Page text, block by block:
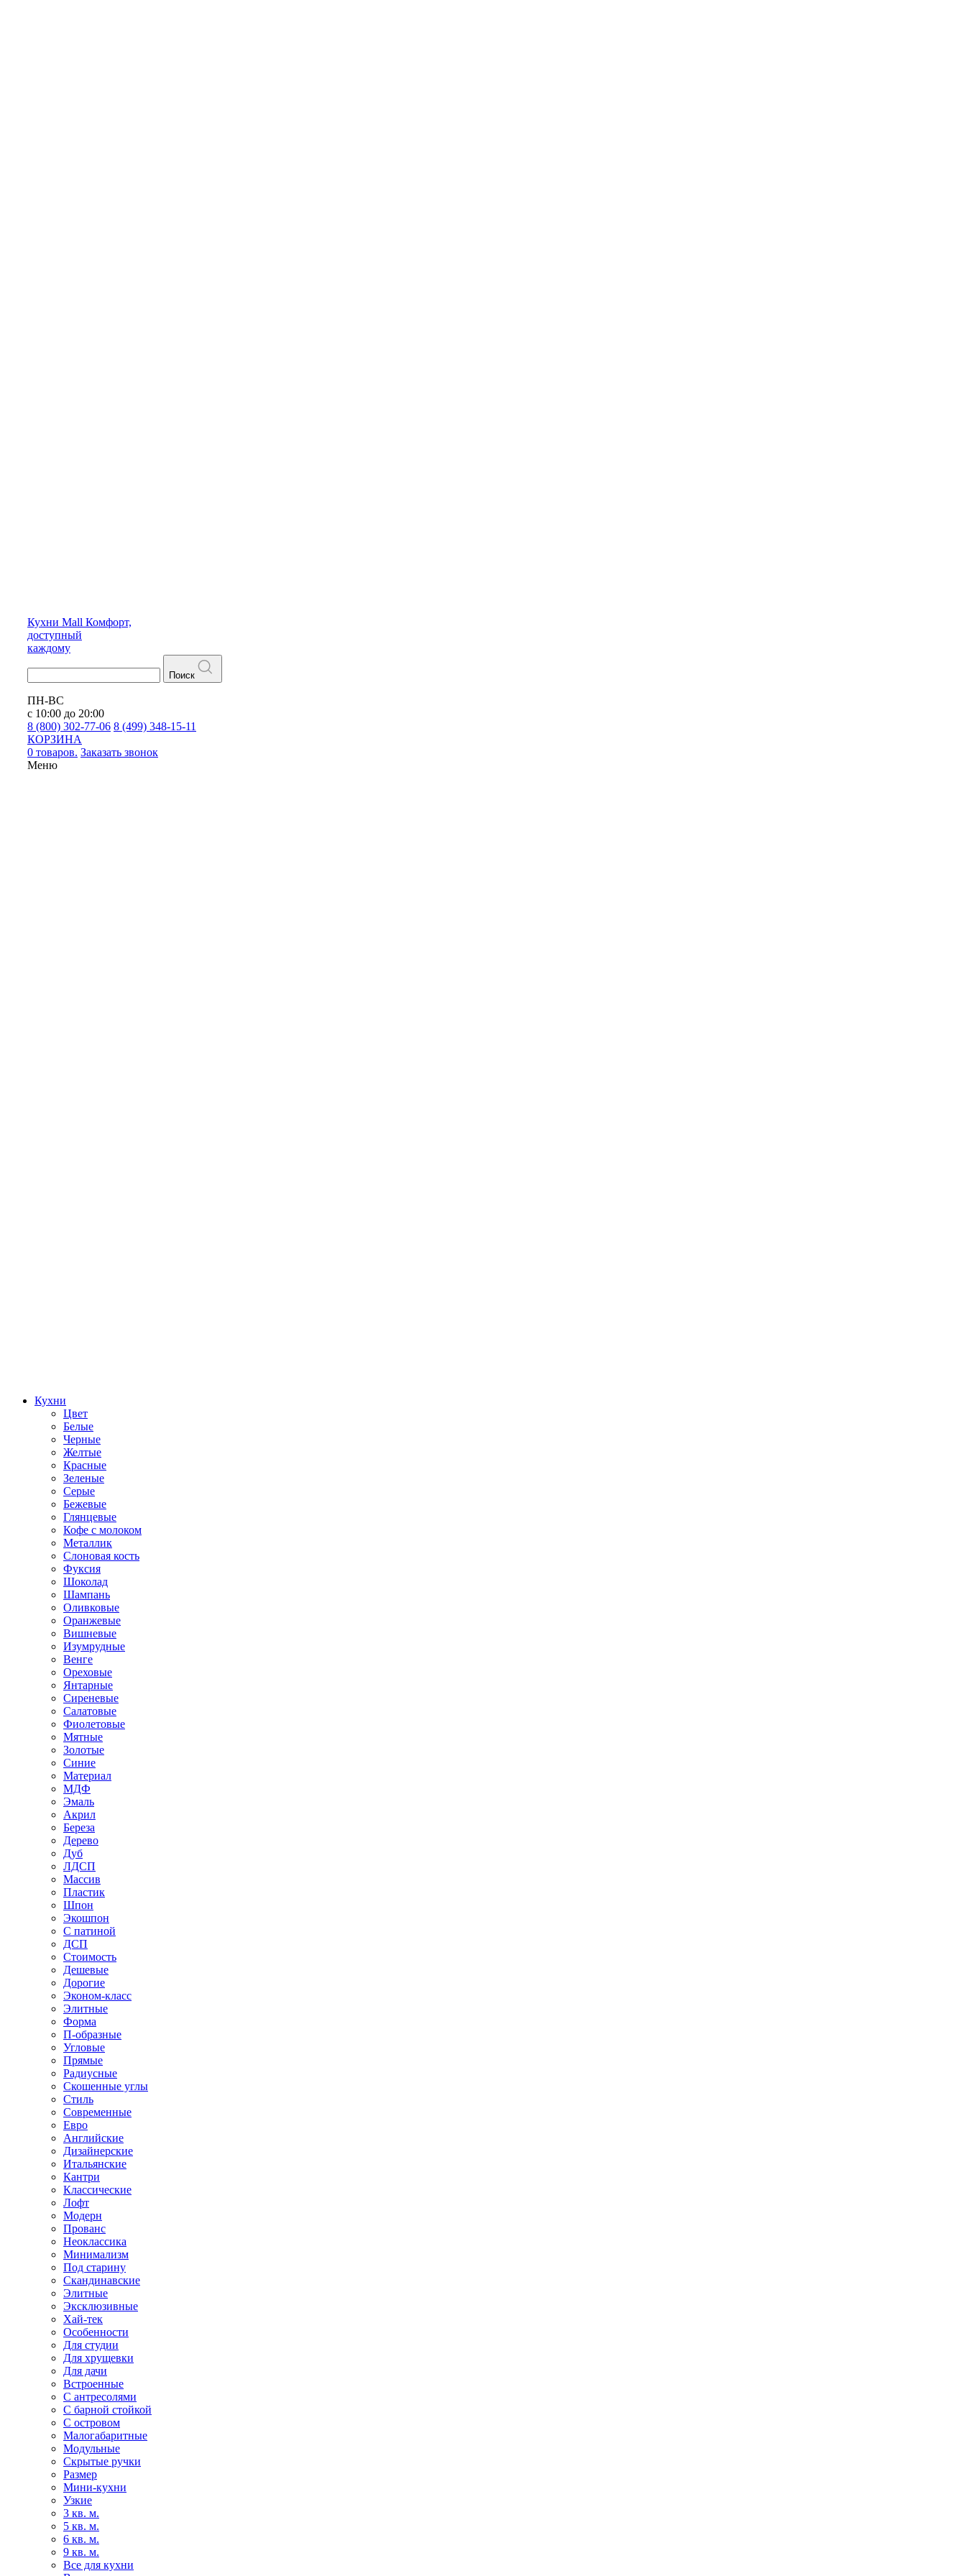
Кухни Mall Комфорт,
доступный
каждому
Поиск
ПН-ВС
с 10:00 до 20:00
8 (800) 302-77-06 8 (499) 348-15-11
КОРЗИНА
0 товаров. Заказать звонок
Меню
Кухни
Цвет
Белые
Черные
Желтые
Красные
Зеленые
Серые
Бежевые
Глянцевые
Кофе с молоком
Металлик
Слоновая кость
Фуксия
Шоколад
Шампань
Оливковые
Оранжевые
Вишневые
Изумрудные
Венге
Ореховые
Янтарные
Сиреневые
Салатовые
Фиолетовые
Мятные
Золотые
Синие
Материал
МДФ
Эмаль
Акрил
Береза
Дерево
Дуб
ЛДСП
Массив
Пластик
Шпон
Экошпон
С патиной
ДСП
Стоимость
Дешевые
Дорогие
Эконом-класс
Элитные
Форма
П-образные
Угловые
Прямые
Радиусные
Скошенные углы
Стиль
Современные
Евро
Английские
Дизайнерские
Итальянские
Кантри
Классические
Лофт
Модерн
Прованс
Неоклассика
Минимализм
Под старину
Скандинавские
Элитные
Эксклюзивные
Хай-тек
Особенности
Для студии
Для хрущевки
Для дачи
Встроенные
С антресолями
С барной стойкой
С островом
Малогабаритные
Модульные
Скрытые ручки
Размер
Мини-кухни
Узкие
3 кв. м.
5 кв. м.
6 кв. м.
9 кв. м.
Все для кухни